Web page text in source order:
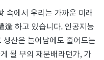
속에서 우리는 가까운 미래
逢 하고 있습니다. 인공지능
산은 늘어남에도 줄어드는
될 부의 재분배라던가, 가